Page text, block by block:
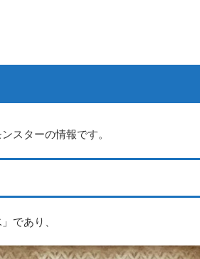
スターの情報です。
であり、